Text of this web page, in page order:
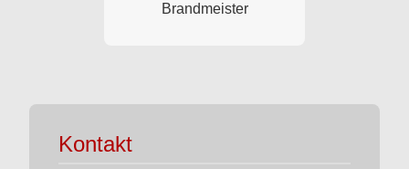
Brandmeister
Kontakt